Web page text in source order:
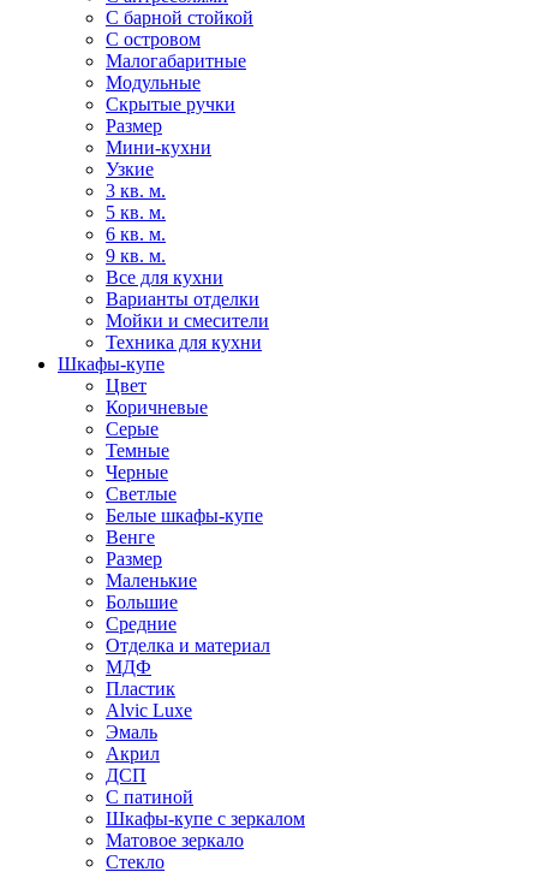
С барной стойкой
С островом
Малогабаритные
Модульные
Скрытые ручки
Размер
Мини-кухни
Узкие
3 кв. м.
5 кв. м.
6 кв. м.
9 кв. м.
Все для кухни
Варианты отделки
Мойки и смесители
Техника для кухни
Шкафы-купе
Цвет
Коричневые
Серые
Темные
Черные
Светлые
Белые шкафы-купе
Венге
Размер
Маленькие
Большие
Средние
Отделка и материал
МДФ
Пластик
Alvic Luxe
Эмаль
Акрил
ДСП
С патиной
Шкафы-купе с зеркалом
Матовое зеркало
Стекло